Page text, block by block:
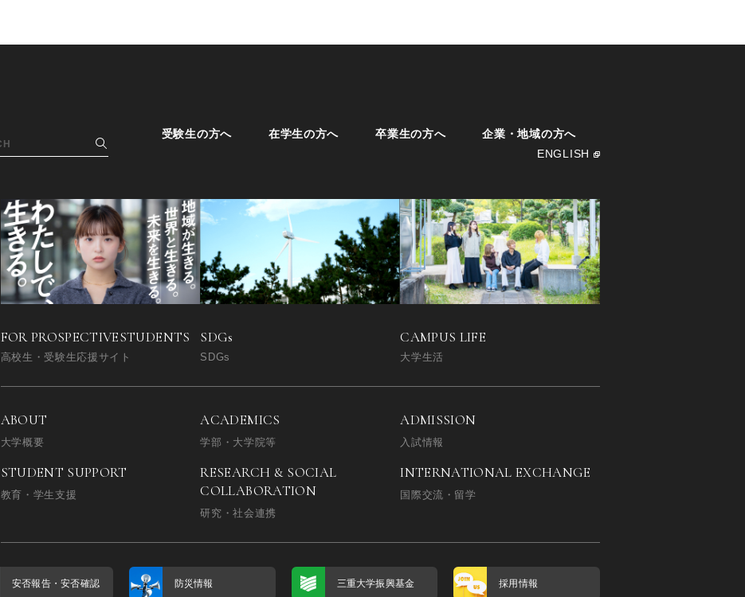
受験生の方へ 在学生の方へ 卒業生の方へ
企業・地域の方へ
ENGLISH
FOR PROSPECTIVESTUDENTS
高校生・受験生応援サイト
SDGs
SDGs
CAMPUS LIFE
大学生活
ABOUT
大学概要
ACADEMICS
学部・大学院等
ADMISSION
入試情報
STUDENT SUPPORT
教育・学生支援
RESEARCH & SOCIAL
COLLABORATION
研究・社会連携
INTERNATIONAL EXCHANGE
国際交流・留学
安否報告・安否確認 防災情報 三重大学振興基金 採用情報